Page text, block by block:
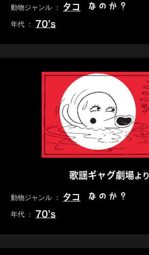
動物ジャンル ： タコ なのか？
年代 ： 70’s
歌謡ギャグ劇場より
動物ジャンル ： タコ なのか？
年代 ： 70’s